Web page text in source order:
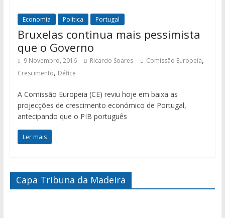
Economia Política Portugal
Bruxelas continua mais pessimista
que o Governo
9 Novembro, 2016 Ricardo Soares Comissão Europeia,
Crescimento, Défice
A Comissão Europeia (CE) reviu hoje em baixa as
projecções de crescimento económico de Portugal,
antecipando que o PIB português
Ler mais
Capa Tribuna da Madeira